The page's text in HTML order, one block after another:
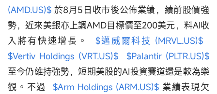
(AMD.US)$ 於8月5日收市後公佈業績，績前股價強
勢，近來美銀亦上調AMD目標價至200美元，料AI收
入將有快速增長。 $邁威爾科技 (MRVL.US)$
$Vertiv Holdings (VRT.US)$
$Palantir (PLTR.US)$
至今仍維持強勢，短期美股的AI投資賽道還是較為樂
觀。不過 $Arm Holdings (ARM.US)$ 業績表現欠